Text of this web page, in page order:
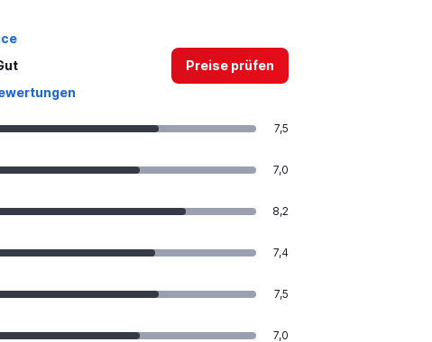
Preise prüfen
7,5
7,0
8,2
7,4
7,5
7,0